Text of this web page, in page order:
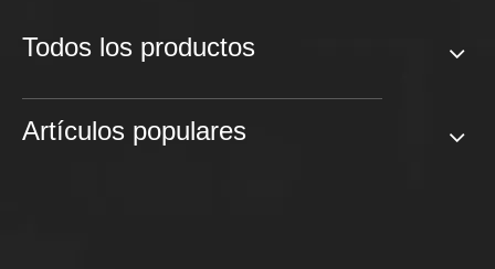
Todos los productos
Artículos populares